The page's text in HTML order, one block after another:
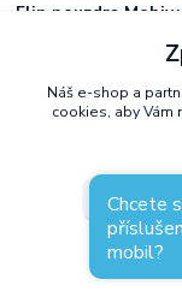
Flip pouzdra
celý telefon.
panel záda. Po
pouzdra na Moto G17
pro
pádu. Nabídka v
Nabíječky USB-C
varianta pro
Náš e-shop a
cookies, aby Vám
Nastavení
Chcete
mobil?